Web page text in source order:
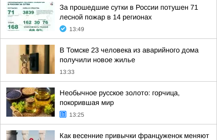
За прошедшие сутки в России потушен 71
лесной пожар в 14 регионах
13:49
В Томске 23 человека из аварийного дома
получили новое жилье
13:33
Необычное русское золото: горчица,
покорившая мир
13:25
Как весенние привычки француженок меняют